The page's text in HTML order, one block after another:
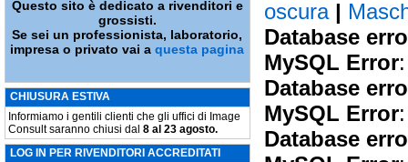
Questo sito è dedicato a rivenditori e
grossisti.
Se sei un professionista, laboratorio,
impresa o privato vai aquesta pagina
CHIUSURA ESTIVA
Informiamo i gentili clienti che gli uffici di Image
Consult saranno chiusi dal 8 al 23 agosto.
LOG IN PER RIVENDITORI ACCREDITATI
oscura |
Database
MySQL Error
Database
MySQL Error
Database